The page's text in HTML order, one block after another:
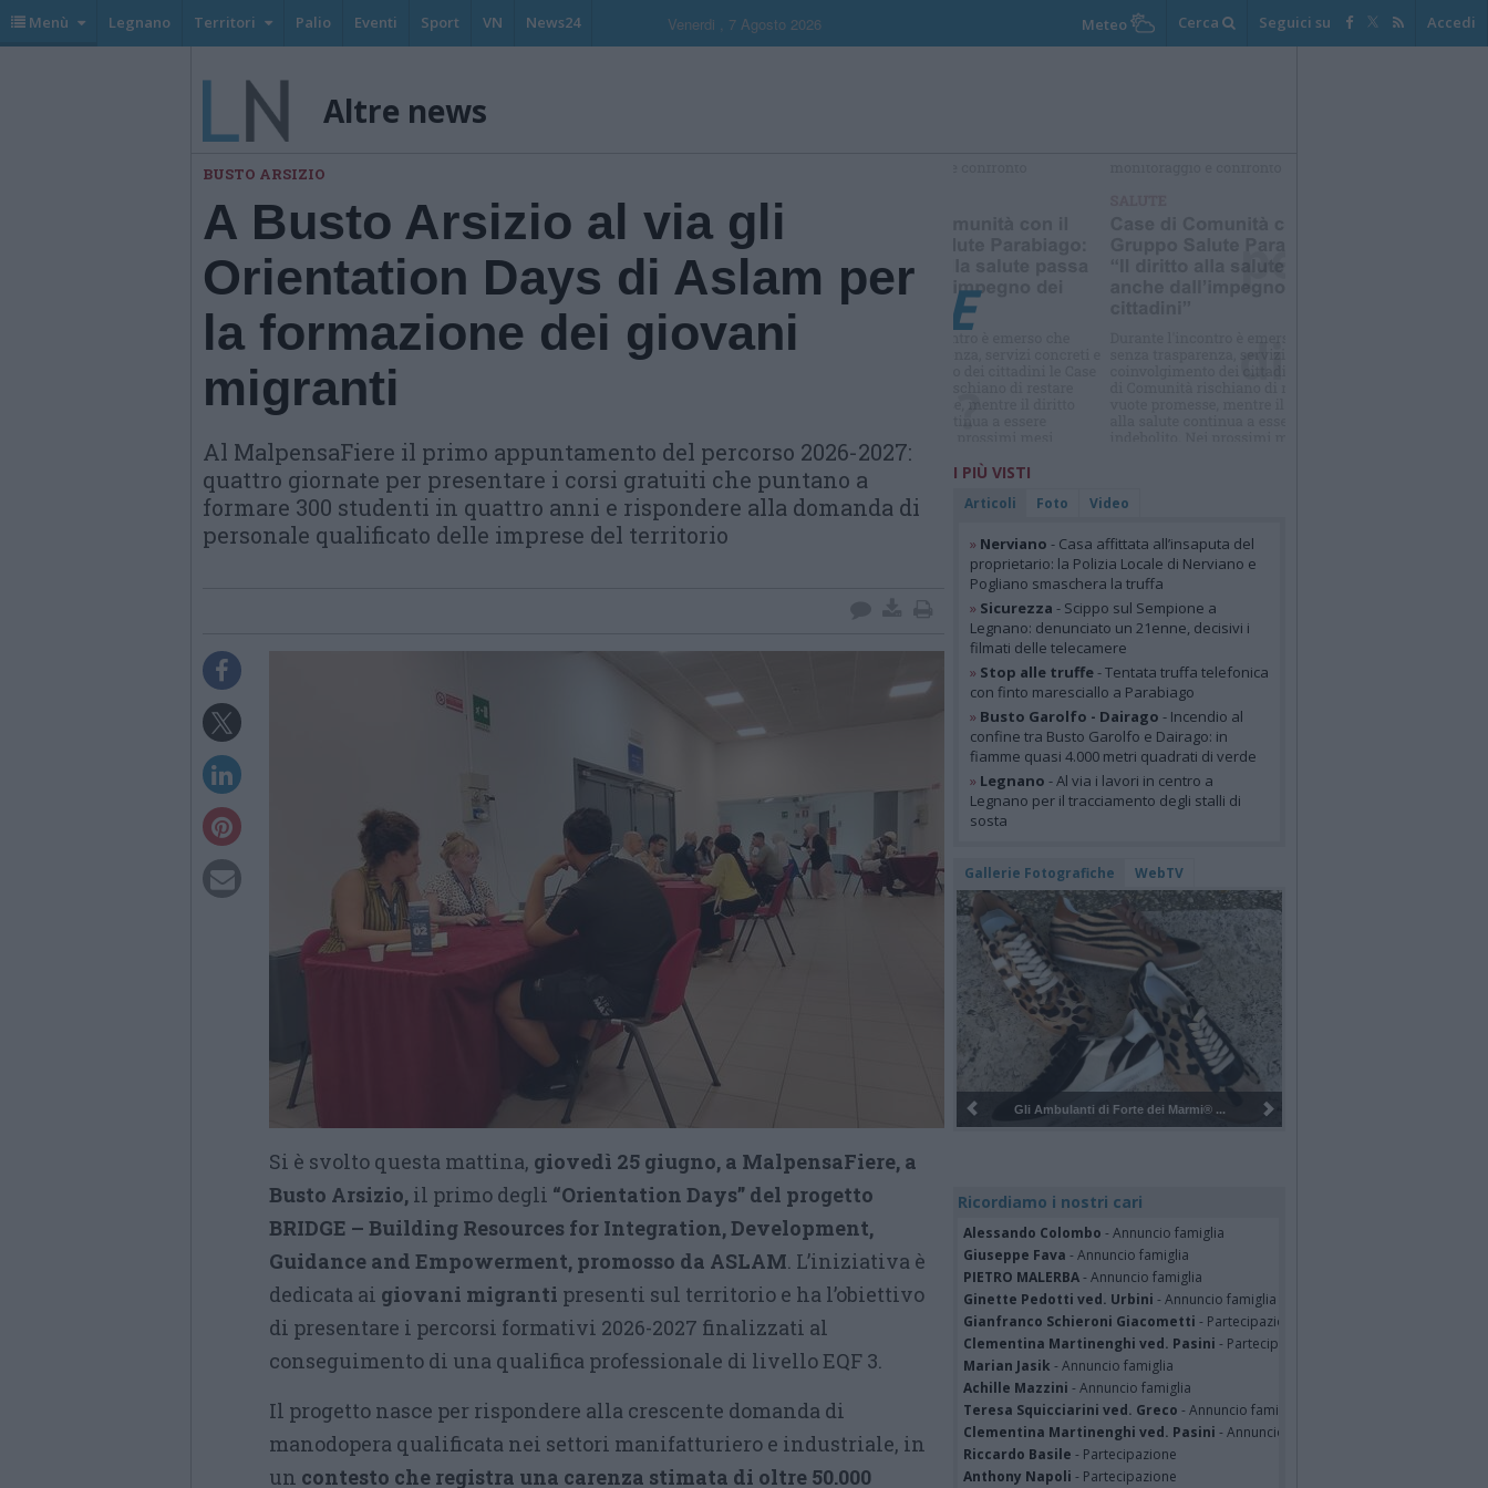
Menù Legnano Territori Palio Eventi Sport VN News24 Venerdi , 7 Agosto 2026 Meteo Cerca Seguici su Accedi
Altre news
BUSTO ARSIZIO
A Busto Arsizio al via gli
Orientation Days di Aslam per
la formazione dei giovani
migranti
Al MalpensaFiere il primo appuntamento del percorso 2026-2027:
quattro giornate per presentare i corsi gratuiti che puntano a
formare 300 studenti in quattro anni e rispondere alla domanda di
personale qualificato delle imprese del territorio
Si è svolto questa mattina, giovedì 25 giugno, a MalpensaFiere, a
Busto Arsizio, il primo degli “Orientation Days” del progetto
BRIDGE – Building Resources for Integration, Development,
Guidance and Empowerment, promosso da ASLAM. L’iniziativa è
dedicata ai giovani migranti presenti sul territorio e ha l’obiettivo
di presentare i percorsi formativi 2026-2027 finalizzati al
conseguimento di una qualifica professionale di livello EQF 3.
Il progetto nasce per rispondere alla crescente domanda di
manodopera qualificata nei settori manifatturiero e industriale, in
un contesto che registra una carenza stimata di oltre 50.000
I PIÙ VISTI
Articoli Foto Video
» Nerviano - Casa affittata all’insaputa del
proprietario: la Polizia Locale di Nerviano e
Pogliano smaschera la truffa
» Sicurezza - Scippo sul Sempione a
Legnano: denunciato un 21enne, decisivi i
filmati delle telecamere
» Stop alle truffe- Tentata truffa telefonica
con finto maresciallo a Parabiago
» Busto Garolfo - Dairago - Incendio al
confine tra Busto Garolfo e Dairago: in
fiamme quasi 4.000 metri quadrati di verde
» Legnano - Al via i lavori in centro a
Legnano per il tracciamento degli stalli di
sosta
Gallerie Fotografiche WebTV
Gli Ambulanti di Forte dei Marmi® ... Pulizia del bosco del Rugareto a ...
Ricordiamo i nostri cari
Alessando Colombo - Annuncio famiglia
Giuseppe Fava - Annuncio famiglia
PIETRO MALERBA- Annuncio famiglia
Ginette Pedotti ved. Urbini - Annuncio famiglia
Gianfranco Schieroni Giacometti - Partecipazione
Clementina Martinenghi ved. Pasini - Partecipazione
Marian Jasik - Annuncio famiglia
Achille Mazzini - Annuncio famiglia
Teresa Squicciarini ved. Greco - Annuncio famiglia
Clementina Martinenghi ved. Pasini - Annuncio famiglia
Riccardo Basile - Partecipazione
Anthony Napoli - Partecipazione